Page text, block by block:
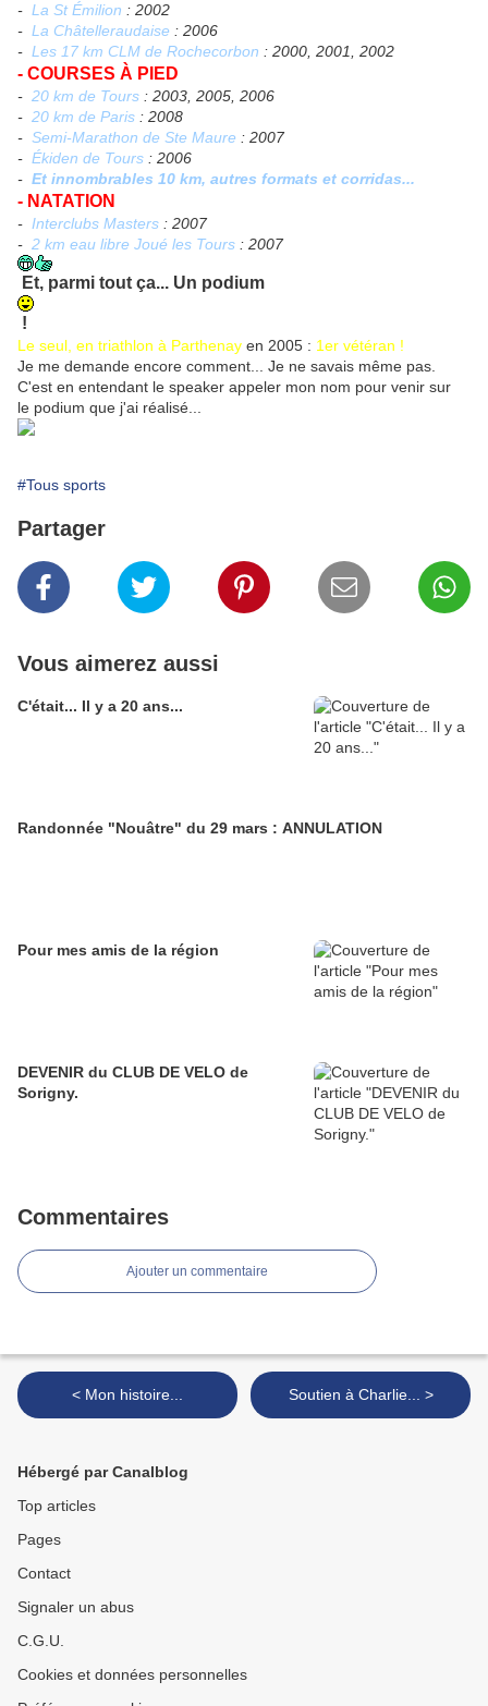
- La St Émilion : 2002
- La Châtelleraudaise : 2006
- Les 17 km CLM de Rochecorbon : 2000, 2001, 2002
- COURSES À PIED
- 20 km de Tours : 2003, 2005, 2006
- 20 km de Paris : 2008
- Semi-Marathon de Ste Maure : 2007
- Ékiden de Tours : 2006
- Et innombrables 10 km, autres formats et corridas...
- NATATION
- Interclubs Masters : 2007
- 2 km eau libre Joué les Tours : 2007
Et, parmi tout ça... Un podium
!
Le seul, en triathlon à Parthenay en 2005 : 1er vétéran !
Je me demande encore comment... Je ne savais même pas.
C'est en entendant le speaker appeler mon nom pour venir sur
le podium que j'ai réalisé...
#Tous sports
Partager
Vous aimerez aussi
C'était... Il y a 20 ans...
Randonnée "Nouâtre" du 29 mars : ANNULATION
Pour mes amis de la région
DEVENIR du CLUB DE VELO de
Sorigny.
Commentaires
Ajouter un commentaire
< Mon histoire... Soutien à Charlie... >
Hébergé par Canalblog
Top articles
Pages
Contact
Signaler un abus
C.G.U.
Cookies et données personnelles